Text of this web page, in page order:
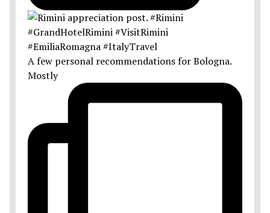
A few personal recommendations for Bologna.
Mostly